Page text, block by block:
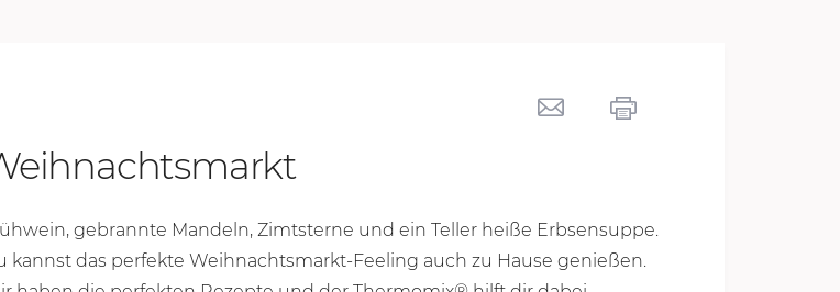
gebrannte Mandeln, Zimtsterne und ein Teller heiße Erbsensuppe.
kannst das perfekte Weihnachtsmarkt-Feeling auch zu Hause genießen.